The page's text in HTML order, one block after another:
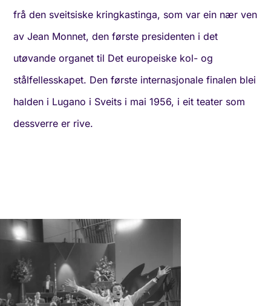
frå den sveitsiske kringkastinga, som var ein nær ven
av Jean Monnet, den første presidenten i det
utøvande organet til Det europeiske kol- og
stålfellesskapet. Den første internasjonale finalen blei
halden i Lugano i Sveits i mai 1956, i eit teater som
dessverre er rive.